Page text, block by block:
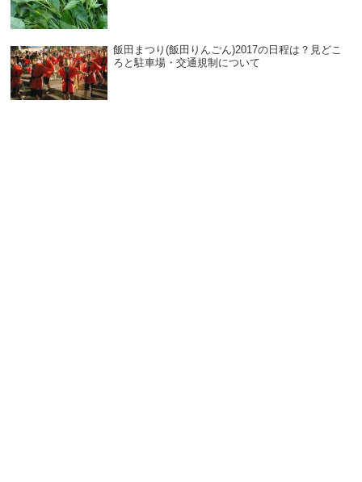
飯田まつり(飯田りんごん)2017の日程は？見どこ
ろと駐車場・交通規制について